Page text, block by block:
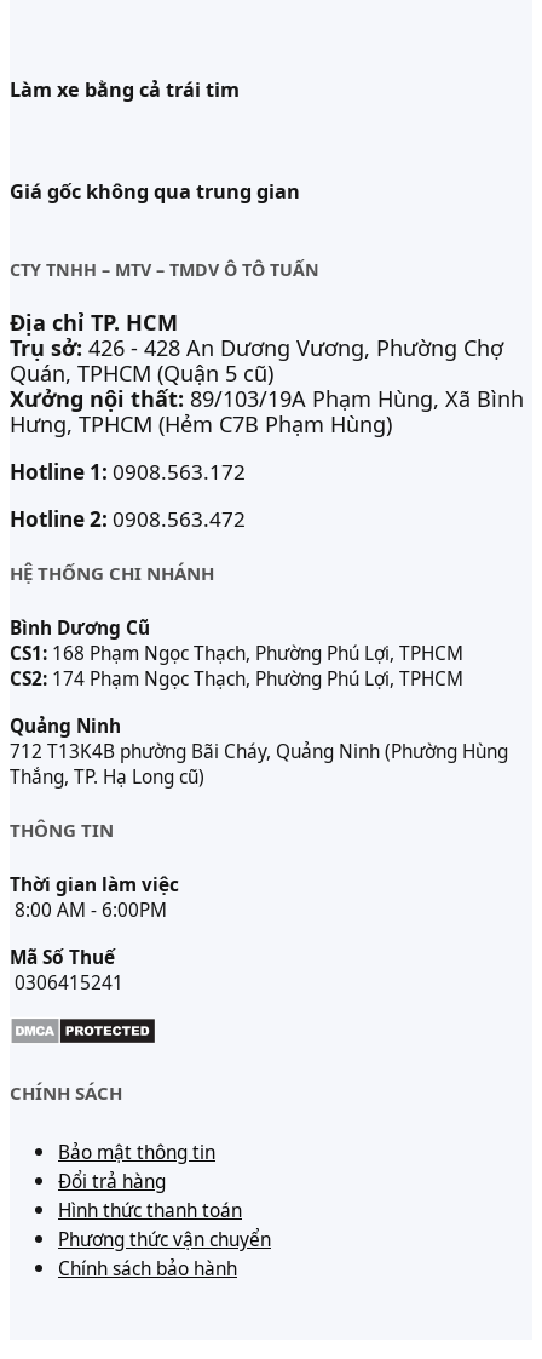
Làm xe bằng cả trái tim
Giá gốc không qua trung gian
CTY TNHH – MTV – TMDV Ô TÔ TUẤN
Địa chỉ TP. HCM
Trụ sở: 426 - 428 An Dương Vương, Phường Chợ
Quán, TPHCM (Quận 5 cũ)
Xưởng nội thất: 89/103/19A Phạm Hùng, Xã Bình
Hưng, TPHCM (Hẻm C7B Phạm Hùng)
Hotline 1: 0908.563.172
Hotline 2: 0908.563.472
HỆ THỐNG CHI NHÁNH
Bình Dương Cũ
CS1: 168 Phạm Ngọc Thạch, Phường Phú Lợi, TPHCM
CS2: 174 Phạm Ngọc Thạch, Phường Phú Lợi, TPHCM
Quảng Ninh
712 T13K4B phường Bãi Cháy, Quảng Ninh (Phường Hùng
Thắng, TP. Hạ Long cũ)
THÔNG TIN
Thời gian làm việc
8:00 AM - 6:00PM
Mã Số Thuế
0306415241
CHÍNH SÁCH
Bảo mật thông tin
Đổi trả hàng
Hình thức thanh toán
Phương thức vận chuyển
Chính sách bảo hành